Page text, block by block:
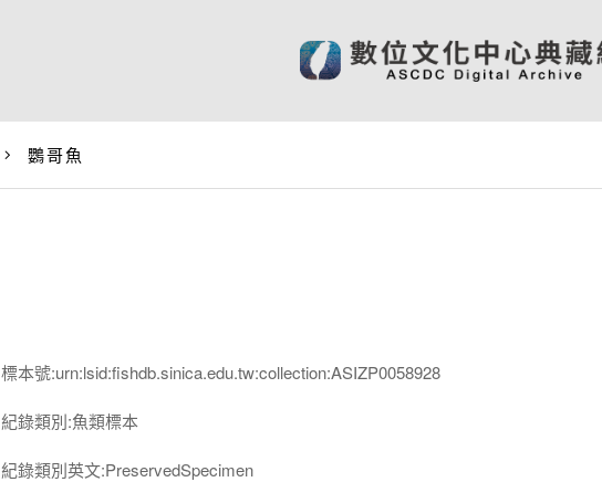
鸚哥魚
標本號:urn:lsid:fishdb.sinica.edu.tw:collection:ASIZP0058928
紀錄類別:魚類標本
紀錄類別英文:PreservedSpecimen